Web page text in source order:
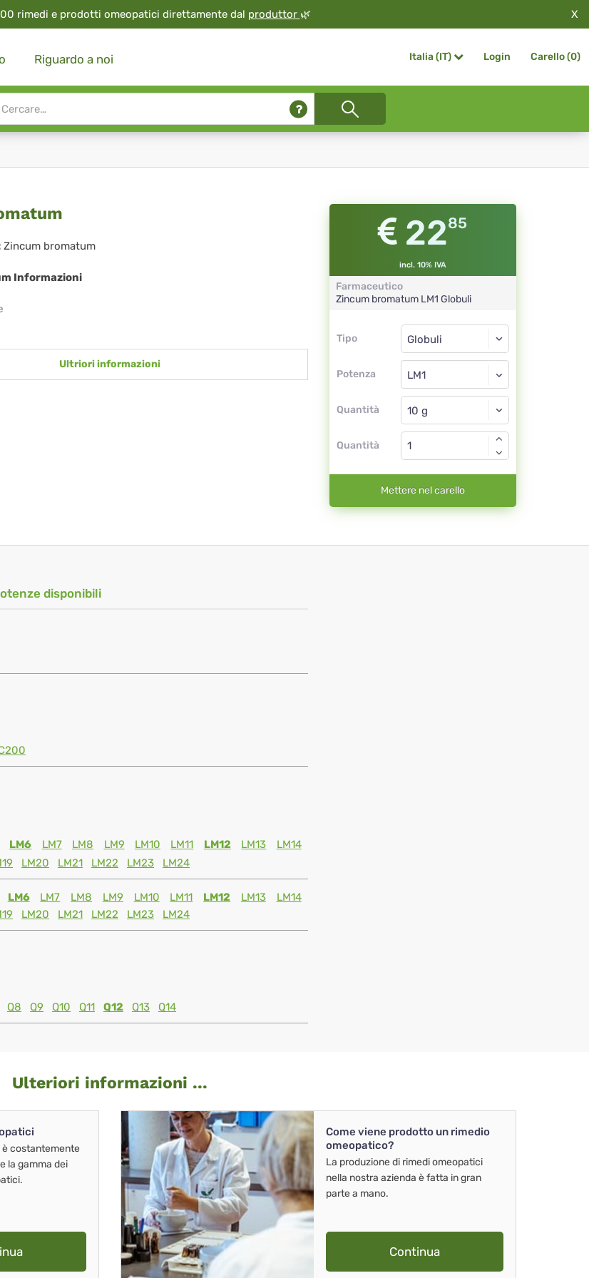
rimedi e prodotti omeopatici direttamente dal produttor 🌿 X
Riguardo a noi Italia (IT) Login Carello (0)
search
Zincum bromatum
Informazioni
Ultriori informazioni
2285
incl. 10% IVA
Farmaceutico
Zincum bromatum LM1 Globuli
Tipo
Tipo
Potenza
Globuli
LM1
Quantità
Globuli
Quantità
Mettere nel carello
disponibili
LM6 LM7 LM8 LM9 LM10 LM11 LM12 LM13
LM14
LM20 LM21 LM22 LM23 LM24
LM6 LM7 LM8 LM9 LM10 LM11 LM12 LM13
LM14
LM20 LM21 LM22 LM23 LM24
Q8 Q9 Q10 Q11 Q12 Q13 Q14
Ulteriori informazioni ...
è costantemente
la gamma dei
Come viene prodotto un rimedio
omeopatico?
La produzione di rimedi omeopatici
nella nostra azienda è fatta in gran
parte a mano.
Continua